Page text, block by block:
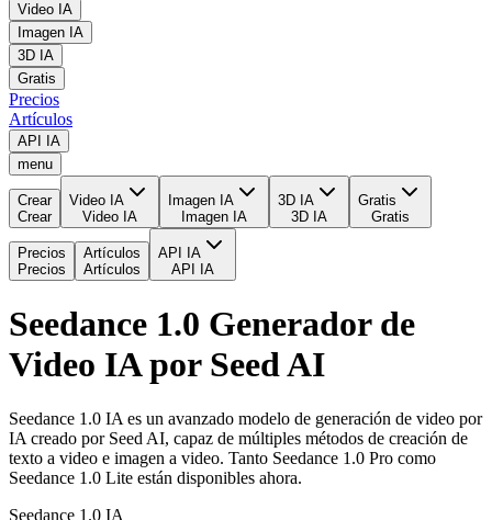
Video IA
Imagen IA
3D IA
Gratis
Precios
Artículos
API IA
menu
Crear
Crear
Video IA
Video IA
Imagen IA
Imagen IA
3D IA
3D IA
Gratis
Gratis
Precios
Precios
Artículos
Artículos
API IA
API IA
Seedance 1.0 Generador de
Video IA por Seed AI
Seedance 1.0 IA es un avanzado modelo de generación de video por
IA creado por Seed AI, capaz de múltiples métodos de creación de
texto a video e imagen a video. Tanto Seedance 1.0 Pro como
Seedance 1.0 Lite están disponibles ahora.
Seedance 1.0 IA